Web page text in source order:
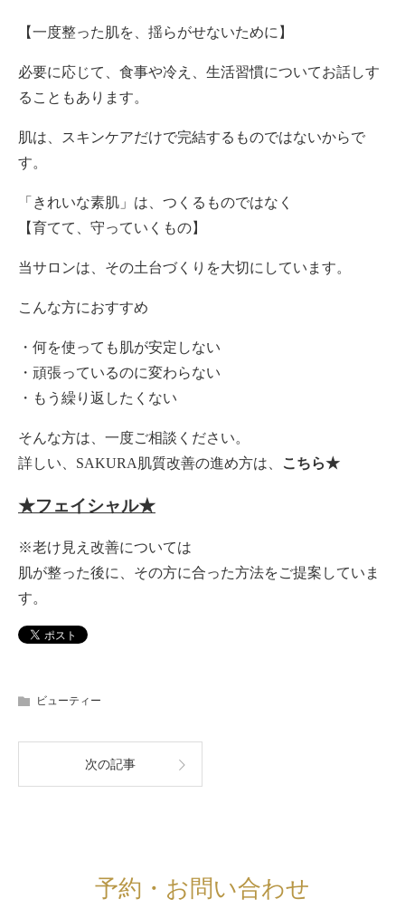
【一度整った肌を、揺らがせないために】
必要に応じて、食事や冷え、生活習慣についてお話しす
ることもあります。
肌は、スキンケアだけで完結するものではないからで
す。
「きれいな素肌」は、つくるものではなく
【育てて、守っていくもの】
当サロンは、その土台づくりを大切にしています。
こんな方におすすめ
・何を使っても肌が安定しない
・頑張っているのに変わらない
・もう繰り返したくない
そんな方は、一度ご相談ください。
詳しい、SAKURA肌質改善の進め方は、
こちら★
★フェイシャル★
※老け見え改善については
肌が整った後に、その方に合った方法をご提案していま
す。
ビューティー
次の記事
予約・お問い合わせ